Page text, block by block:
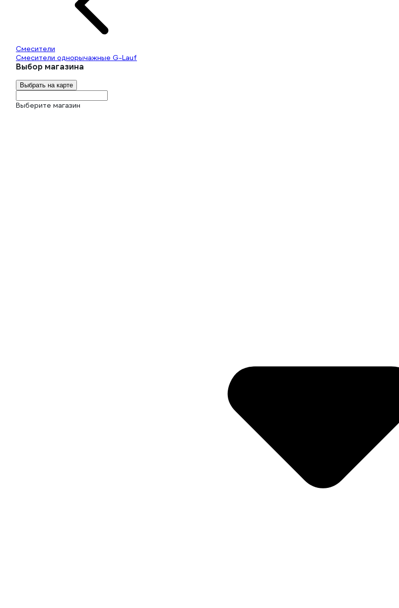
Смесители
Смесители однорычажные G-Lauf
Выбор магазина
Выбрать на карте
Выберите магазин